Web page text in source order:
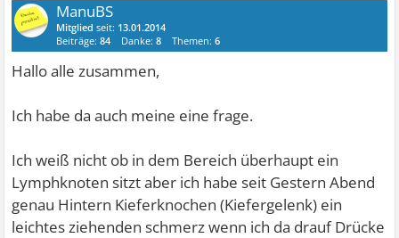
ManuBS
Mitglied seit: 13.01.2014
Beiträge:84 Danke:8 Themen:6
Hallo alle zusammen,
Ich habe da auch meine eine frage.
Ich weiß nicht ob in dem Bereich überhaupt ein
Lymphknoten sitzt aber ich habe seit Gestern Abend
genau Hintern Kieferknochen (Kiefergelenk) ein
leichtes ziehenden schmerz wenn ich da drauf Drücke